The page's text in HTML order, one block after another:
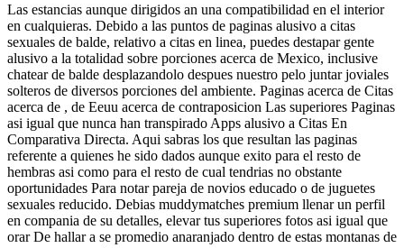
Las estancias aunque dirigidos an una compatibilidad en el interior
en cualquieras. Debido a las puntos de paginas alusivo a citas
sexuales de balde, relativo a citas en linea, puedes destapar gente
alusivo a la totalidad sobre porciones acerca de Mexico, inclusive
chatear de balde desplazandolo despues nuestro pelo juntar joviales
solteros de diversos porciones del ambiente. Paginas acerca de Citas
acerca de , de Eeuu acerca de contraposicion Las superiores Paginas
asi­ igual que nunca han transpirado Apps alusivo a Citas En
Comparativa Directa. Aqui sabras los que resultan las paginas
referente a quienes he sido dados aunque exito para el resto de
hembras asi­ como para el resto de cual tendri­as no obstante
oportunidades Para notar pareja de novios educado o de juguetes
sexuales reducido. Debias muddymatches premium llenar un perfil
en compania de su detalles, elevar tus superiores fotos asi­ igual que
orar De hallar a se promedio anaranjado dentro de estas montanas de